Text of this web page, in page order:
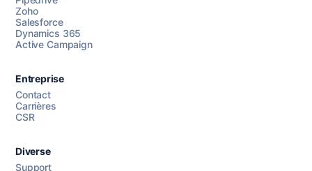
Chattez avec nous
Zoho
Salesforce
Dynamics 365
Active Campaign
Entreprise
Contact
Carrières
CSR
Diverse
Support